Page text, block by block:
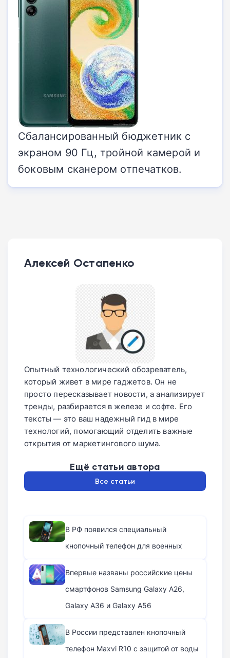
Сбалансированный бюджетник с
экраном 90 Гц, тройной камерой и
боковым сканером отпечатков.
Алексей Остапенко
Опытный технологический обозреватель,
который живет в мире гаджетов. Он не
просто пересказывает новости, а анализирует
тренды, разбирается в железе и софте. Его
тексты — это ваш надежный гид в мире
технологий, помогающий отделить важные
открытия от маркетингового шума.
Ещё статьи автора
Все статьи
В РФ появился специальный
кнопочный телефон для военных
Впервые названы российские цены
смартфонов Samsung Galaxy A26,
Galaxy A36 и Galaxy A56
В России представлен кнопочный
телефон Maxvi R10 с защитой от воды